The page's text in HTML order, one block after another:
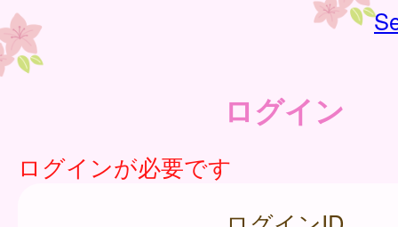
ログイン
ログインが必要です